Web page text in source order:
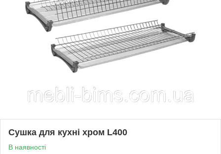
Сушка для кухні хром L400
В наявності